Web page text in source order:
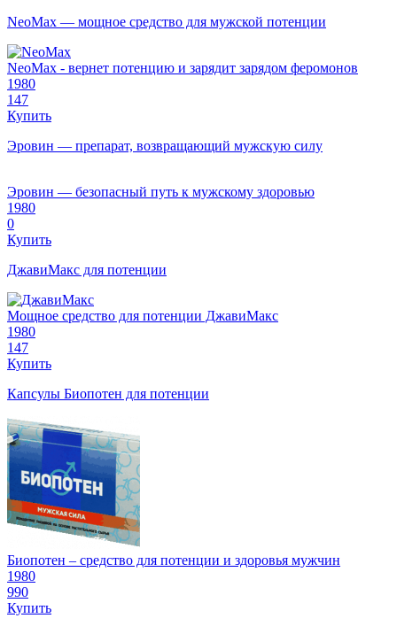
NeoMax — мощное средство для мужской потенции
NeoMax - вернет потенцию и зарядит зарядом феромонов
1980
147
Купить
Эровин — препарат, возвращающий мужскую силу
Эровин — безопасный путь к мужскому здоровью
1980
0
Купить
ДжавиМакс для потенции
Мощное средство для потенции ДжавиМакс
1980
147
Купить
Капсулы Биопотен для потенции
Биопотен – средство для потенции и здоровья мужчин
1980
990
Купить